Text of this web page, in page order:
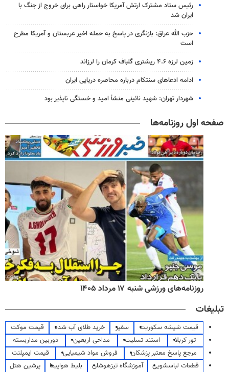
رئیس ستاد مشترک ارتش آمریکا خواستار راهی برای خروج از جنگ با
ایران شد
حزب الله عراق: بازنگری در پاسخ به حمله اخیر عربستان و آمریکا مطرح
است
زمین لرزه ۴.۶ ریشتری گلباف کرمان را لرزاند
ادامه ادعاهای سنتکام درباره محاصره دریایی ایران
شهردار تهران: شهید نائینی منشأ امید و خستگی‌ ناپذیر بود
صفحه اول روزنامه‌ها
روزنامه‌های ورزشی شنبه ۱۷ مرداد ۱۴۰۵
تبلیغات
قیمت شیشه سکوریت سفیر خرید طلای آب شده
قیمت موکت
تور کربلا
استند تسلیت مداحی اربعین
دوربین مداربسته
مرجع پاسخ معتبر پزشکان
فروش مواد شیمیایی
قیمت ایمپلنت
قطعات لباسشویی
آموزشگاه تیزهوشان بلیط هواپیما
پرشین هتل